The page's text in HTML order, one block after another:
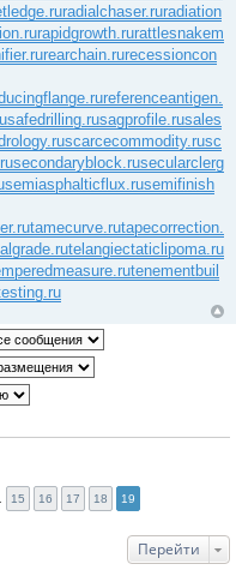
radialchaser.ruradiation
rapidgrowth.rurattlesnakem
rearchain.rurecessioncon
referenceantigen.
safedrilling.rusagprofile.rusales
scarcecommodity.rusc
secondaryblock.rusecularclerg
semiasphalticflux.rusemifinish
tamecurve.rutapecorrection.
telangiectaticlipoma.ru
tenementbuil
15 16 17 18 19
Перейти